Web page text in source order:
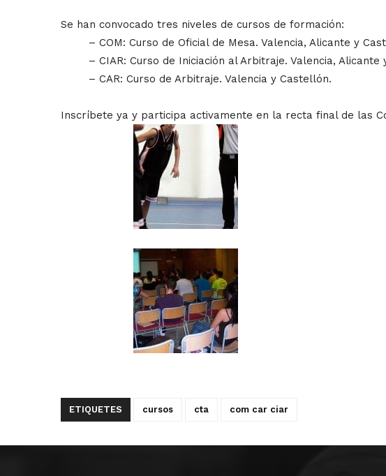
Se han convocado tres niveles de cursos de formación:
– COM: Curso de Oficial de Mesa. Valencia, Alicante y
– CIAR: Curso de Iniciación al Arbitraje. Valencia, Alicante
– CAR: Curso de Arbitraje. Valencia y Castellón.
Inscríbete ya y participa activamente en la recta final de las
ETIQUETES cursos cta com car ciar